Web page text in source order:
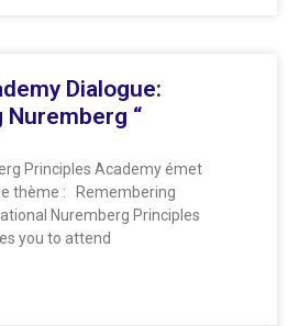
Dialogue:
Nuremberg “
Principles Academy émet
thème : Remembering
Nuremberg Principles
you to attend